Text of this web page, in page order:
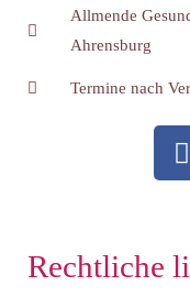
Allmende
Ahrensburg
Termine nach
F
a
b
Rechtliche